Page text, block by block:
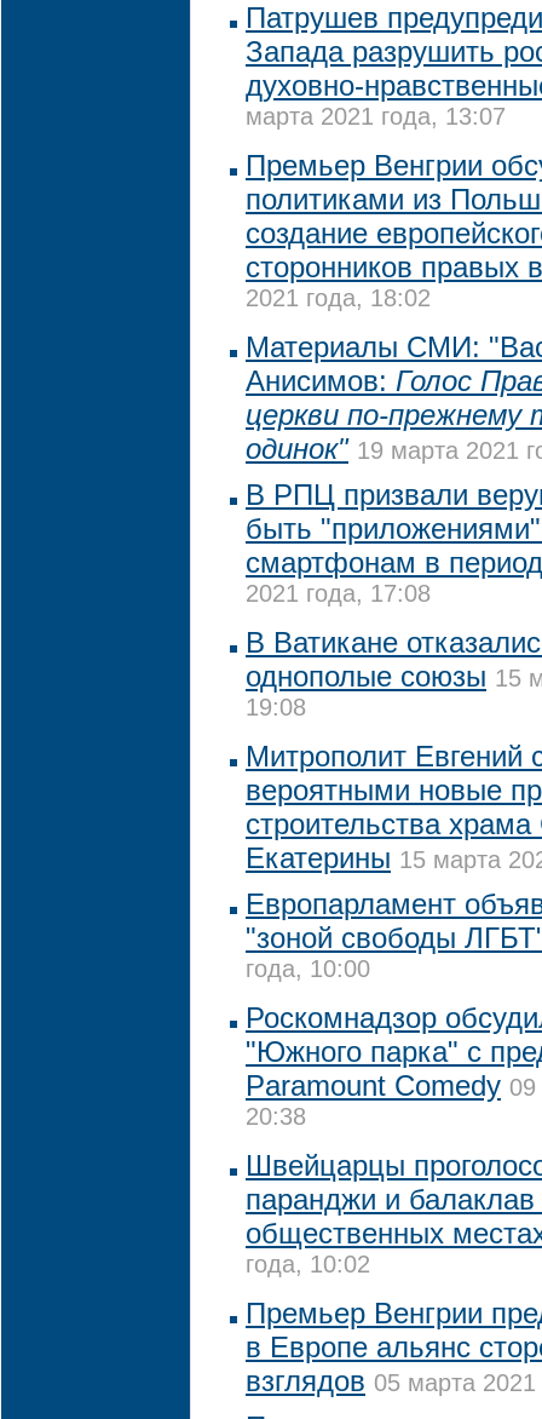
Патрушев
Запада разрушить
духовно-
марта 2021 года, 13:07
Премьер Венгрии
политиками из
создание
сторонников правых
2021 года, 18:02
Материалы СМИ:
Анисимов: Голос
церкви по-прежнему
одинок" 19 марта 2021
В РПЦ призвали
быть
смартфонам в
2021 года, 17:08
В Ватикане
однополые союзы 15
19:08
Митрополит Евгений
вероятными новые
строительства
Екатерины 15 марта
Европарламент
"зоной свободы
года, 10:00
Роскомнадзор
"Южного парка" с
Paramount Comedy 09
20:38
Швейцарцы
паранджи и балаклав
общественных
года, 10:02
Премьер Венгрии
в Европе альянс
взглядов 05 марта